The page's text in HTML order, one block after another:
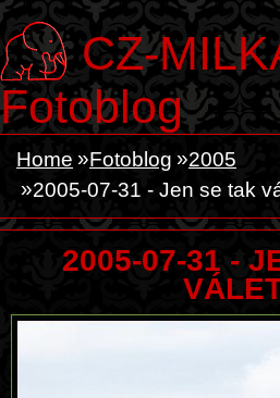
CZ-
Fotoblog
Home Fotoblog
2005
2005-07-31 - Jen se tak
2005-07-31 -